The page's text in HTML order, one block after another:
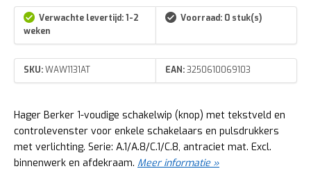
Verwachte levertijd: 1-2
weken
Voorraad: 0 stuk(s)
SKU:WAW1131AT EAN:3250610069103
Hager Berker 1-voudige schakelwip (knop) met tekstveld en
controlevenster voor enkele schakelaars en pulsdrukkers
met verlichting. Serie: A.1/A.8/C.1/C.8, antraciet mat. Excl.
binnenwerk en afdekraam. Meer informatie »